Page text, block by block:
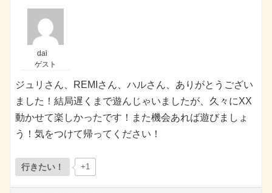
dai
ゲスト
ジュリさん、REMIさん、ハルさん、ありがとうござい
ました！結局遅くまで遊んじゃいましたが、久々にXX
動かせて楽しかったです！また機会あれば遊びましょ
う！気をつけて帰ってください！
行きたい！ +1